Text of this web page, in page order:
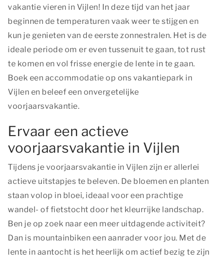
vakantie vieren in Vijlen! In deze tijd van het jaar
beginnen de temperaturen vaak weer te stijgen en
kun je genieten van de eerste zonnestralen. Het is de
ideale periode om er even tussenuit te gaan, tot rust
te komen en vol frisse energie de lente in te gaan.
Boek een accommodatie op ons vakantiepark in
Vijlen en beleef een onvergetelijke
voorjaarsvakantie.
Ervaar een actieve
voorjaarsvakantie in Vijlen
Tijdens je voorjaarsvakantie in Vijlen zijn er allerlei
actieve uitstapjes te beleven. De bloemen en planten
staan volop in bloei, ideaal voor een prachtige
wandel- of fietstocht door het kleurrijke landschap.
Ben je op zoek naar een meer uitdagende activiteit?
Dan is mountainbiken een aanrader voor jou. Met de
lente in aantocht is het heerlijk om actief bezig te zijn